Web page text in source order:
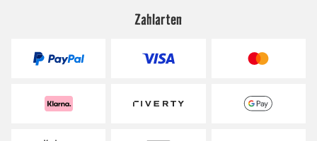
Zahlarten